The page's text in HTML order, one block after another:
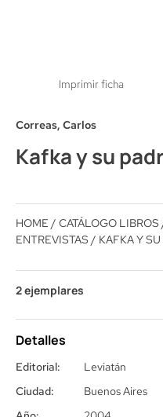
Imprimir ficha
Correas, Carlos
Kafka y su
HOME / CATÁLOGO LIBROS
ENTREVISTAS / KAFKA Y SU
2 ejemplares
Detalles
Editorial:
Ciudad:
Leviatán
Buenos Aires